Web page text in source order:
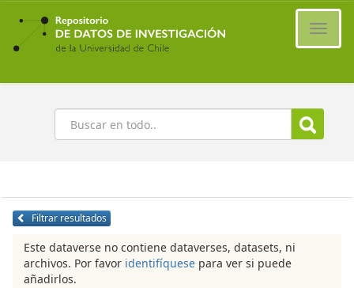
Ir
contenido
principal
Buscar
Filtrar resultados
Este dataverse no contiene dataverses, datasets, ni
archivos. Por favor identifíquese para ver si puede
añadirlos.